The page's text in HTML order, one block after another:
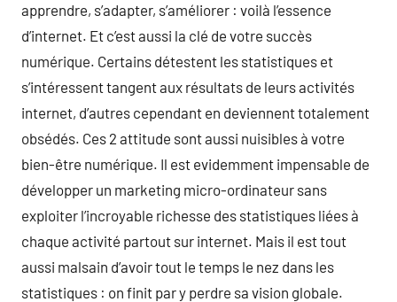
apprendre, s’adapter, s’améliorer : voilà l’essence
d’internet. Et c’est aussi la clé de votre succès
numérique. Certains détestent les statistiques et
s’intéressent tangent aux résultats de leurs activités
internet, d’autres cependant en deviennent totalement
obsédés. Ces 2 attitude sont aussi nuisibles à votre
bien-être numérique. Il est evidemment impensable de
développer un marketing micro-ordinateur sans
exploiter l’incroyable richesse des statistiques liées à
chaque activité partout sur internet. Mais il est tout
aussi malsain d’avoir tout le temps le nez dans les
statistiques : on finit par y perdre sa vision globale.